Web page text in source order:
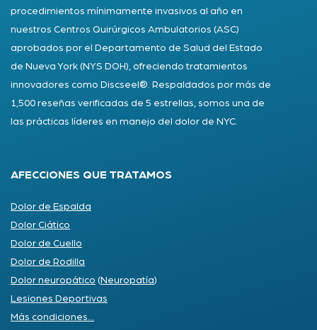
procedimientos mínimamente invasivos al año en
nuestros Centros Quirúrgicos Ambulatorios (ASC)
aprobados por el Departamento de Salud del Estado
de Nueva York (NYS DOH), ofreciendo tratamientos
innovadores como Discseel®. Respaldados por más de
1,500 reseñas verificadas de 5 estrellas, somos una de
las prácticas líderes en manejo del dolor de NYC.
AFECCIONES QUE TRATAMOS
Dolor de Espalda
Dolor Ciático
Dolor de Cuello
Dolor de Rodilla
Dolor neuropático (Neuropatía)
Lesiones Deportivas
Más condiciones...